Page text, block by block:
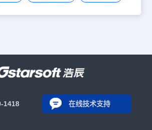
1418 在线技术支持